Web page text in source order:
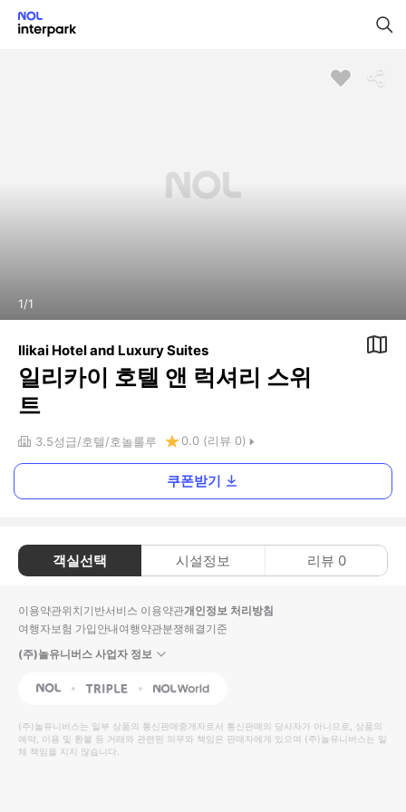
1/1
Ilikai Hotel and Luxury Suites
일리카이 호텔 앤 럭셔리 스위
트
3.5성급 호텔 호놀룰루 0.0 (리뷰 0)
쿠폰받기
객실선택 시설정보 리뷰 0
이용약관위치기반서비스 이용약관개인정보 처리방침
여행자보험 가입안내여행약관분쟁해결기준
(주)놀유니버스 사업자 정보
NOL Triple Interpark Global
(주)놀유니버스는 일부 상품의 통신판매중개자로서 통신판매의 당사자가 아니므로, 상품의
예약, 이용 및 환불 등 거래와 관련된 의무와 책임은 판매자에게 있으며 (주)놀유니버스는 일
체 책임을 지지 않습니다.